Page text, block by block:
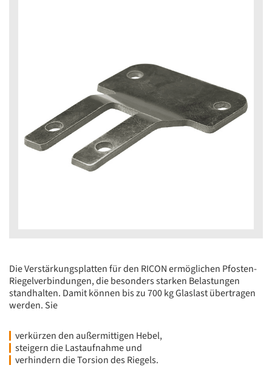
Die Verstärkungsplatten für den RICON ermöglichen Pfosten-
Riegelverbindungen, die besonders starken Belastungen
standhalten. Damit können bis zu 700 kg Glaslast übertragen
werden. Sie
verkürzen den außermittigen Hebel,
steigern die Lastaufnahme und
verhindern die Torsion des Riegels.